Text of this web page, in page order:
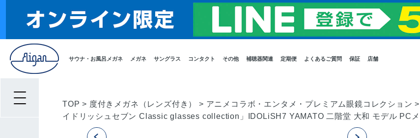
サウナ・お風呂メガネ メガネ サングラス コンタクト その他 補聴器関連 定期便 よくあるご質問 保証 店舗
TOP > 度付きメガネ（レンズ付き） > アニメコラボ・エンタメ・プレミアム眼鏡コレクション >
イドリッシュセブン Classic glasses collection」IDOLiSH7 YAMATO 二階堂 大和 モデル PC